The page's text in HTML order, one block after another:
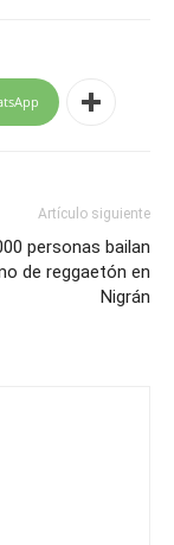
Artículo siguiente
personas bailan
de reggaetón en
Nigrán